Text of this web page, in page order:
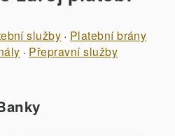
služby · Platební brány
· Přepravní služby